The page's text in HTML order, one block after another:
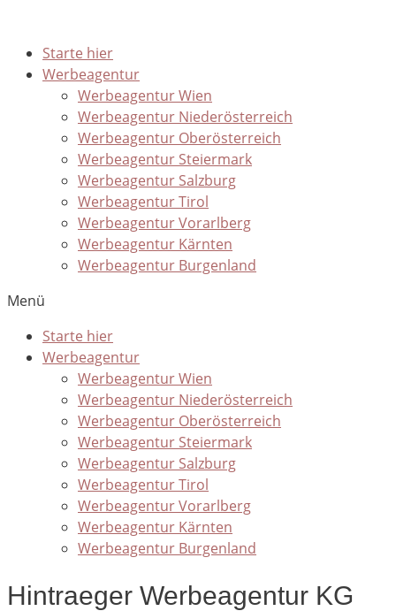
Starte hier
Werbeagentur
Werbeagentur Wien
Werbeagentur Niederösterreich
Werbeagentur Oberösterreich
Werbeagentur Steiermark
Werbeagentur Salzburg
Werbeagentur Tirol
Werbeagentur Vorarlberg
Werbeagentur Kärnten
Werbeagentur Burgenland
Menü
Starte hier
Werbeagentur
Werbeagentur Wien
Werbeagentur Niederösterreich
Werbeagentur Oberösterreich
Werbeagentur Steiermark
Werbeagentur Salzburg
Werbeagentur Tirol
Werbeagentur Vorarlberg
Werbeagentur Kärnten
Werbeagentur Burgenland
Hintraeger Werbeagentur KG